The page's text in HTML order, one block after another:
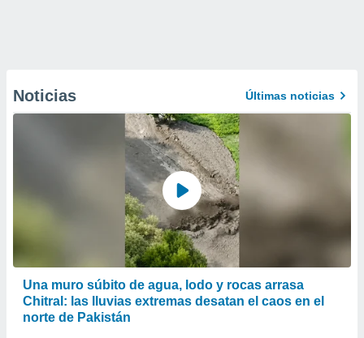
Noticias Últimas noticias
Una muro súbito de agua, lodo y rocas arrasa
Chitral: las lluvias extremas desatan el caos en el
norte de Pakistán